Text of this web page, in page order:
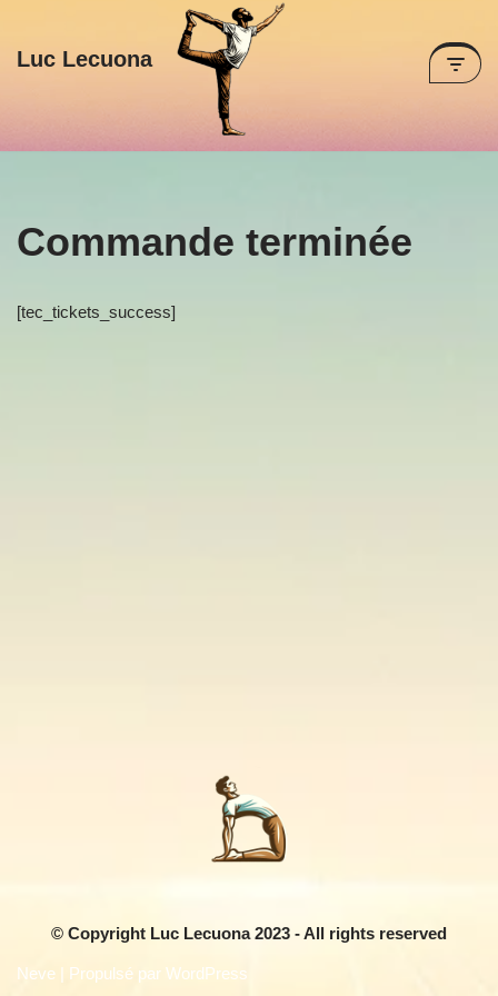
Aller
Luc Lecuona
Commande terminée
[tec_tickets_success]
© Copyright Luc Lecuona 2023 - All rights reserved
Neve | Propulsé par WordPress